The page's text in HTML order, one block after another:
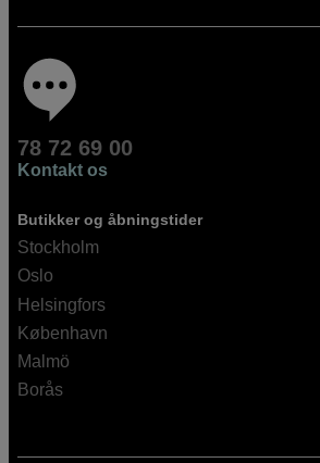
78 72 69 00
Kontakt os
Butikker og åbningstider
Stockholm
Oslo
Helsingfors
København
Malmö
Borås